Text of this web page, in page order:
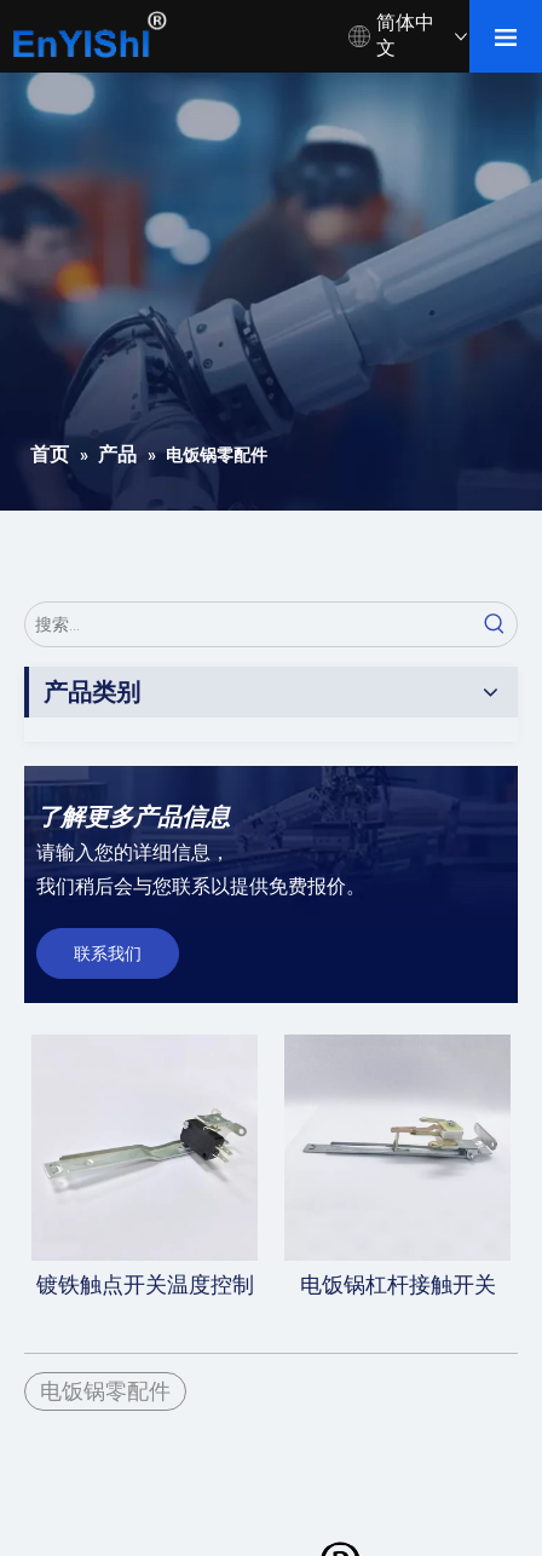
简体中
文
首页 » 产品 » 电饭锅零配件
产品类别
了解更多产品信息
请输入您的详细信息，
我们稍后会与您联系以提供免费报价。
联系我们
镀铁触点开关温度控制 电饭锅杠杆接触开关
电饭锅零配件